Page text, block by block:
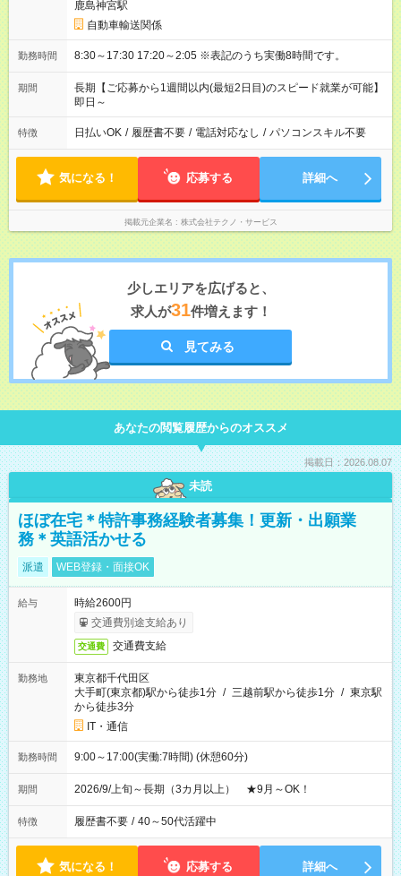
鹿島神宮駅
自動車輸送関係
勤務時間 8:30～17:30 17:20～2:05 ※表記のうち実働8時間です。
期間
長期【ご応募から1週間以内(最短2日目)のスピード就業が可能】
即日～
特徴 日払いOK / 履歴書不要 / 電話対応なし / パソコンスキル不要
気になる！ 応募する 詳細へ
掲載元企業名 株式会社テクノ・サービス
少しエリアを広げると、
求人が31件増えます！
見てみる
あなたの閲覧履歴からのオススメ
掲載日：2026.08.07
未読
ほぼ在宅＊特許事務経験者募集！更新・出願業
務＊英語活かせる
派遣 WEB登録・面接OK
給与
時給2600円
交通費別途支給あり
交通費 交通費支給
勤務地
東京都千代田区
大手町(東京都)駅から徒歩1分 / 三越前駅から徒歩1分 / 東京駅
から徒歩3分
IT・通信
勤務時間 9:00～17:00(実働:7時間) (休憩60分)
期間 2026/9/上旬～長期（3カ月以上） ★9月～OK！
特徴 履歴書不要 / 40～50代活躍中
気になる！ 応募する 詳細へ